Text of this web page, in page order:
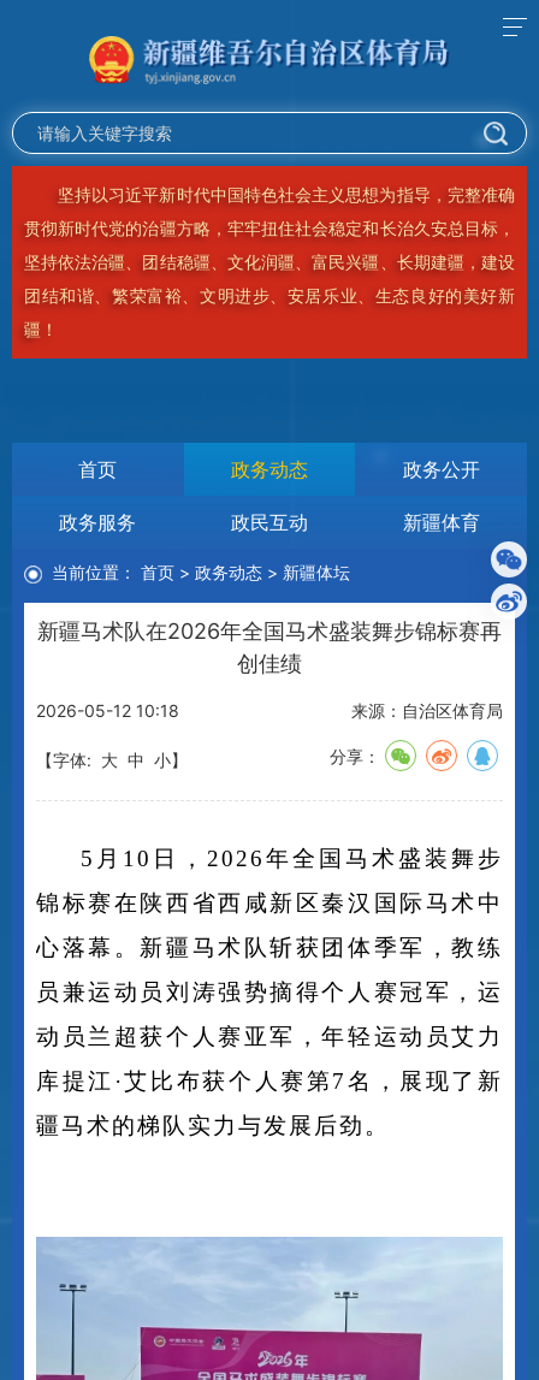
坚持以习近平新时代中国特色社会主义思想为指导，完整准确
贯彻新时代党的治疆方略，牢牢扭住社会稳定和长治久安总目标，
坚持依法治疆、团结稳疆、文化润疆、富民兴疆、长期建疆，建设
团结和谐、繁荣富裕、文明进步、安居乐业、生态良好的美好新
疆！
首页 政务动态 政务公开
政务服务 政民互动 新疆体育
当前位置： 首页 > 政务动态 > 新疆体坛
新疆马术队在2026年全国马术盛装舞步锦标赛再
创佳绩
2026-05-12 10:18 来源：自治区体育局
【字体: 大 中 小】 分享：
5 月 10 日， 2026年全国马术盛装舞步
锦标赛在陕西省西咸新区秦汉国际马术中
心落幕。新疆马术队斩获团体季军，教练
员兼运动员刘涛强势摘得个人赛冠军，运
动员兰超获个人赛亚军，年轻运动员艾力
库提江 ·艾比布获个人赛第7名，展现了新
疆马术的梯队实力与发展后劲。